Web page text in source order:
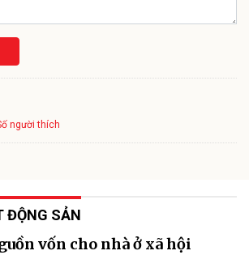
người thích
ĐỘNG SẢN
vốn cho nhà ở xã hội